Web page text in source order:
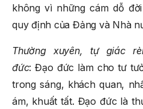
không vì những cám dỗ
quy định của Đảng và Nhà
Thường xuyên, tự giác
đức: Đạo đức làm cho tư
trong sáng, khách quan,
ám, khuất tất. Đạo đức là